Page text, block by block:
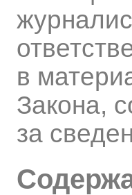
в
Закона,
за